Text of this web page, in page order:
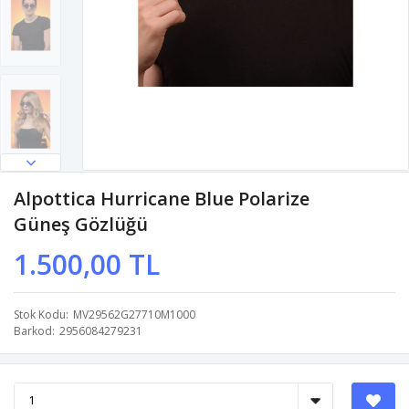
Alpottica Hurricane Blue Polarize
Güneş Gözlüğü
1.500,00 TL
Stok Kodu MV29562G27710M1000
Barkod 2956084279231